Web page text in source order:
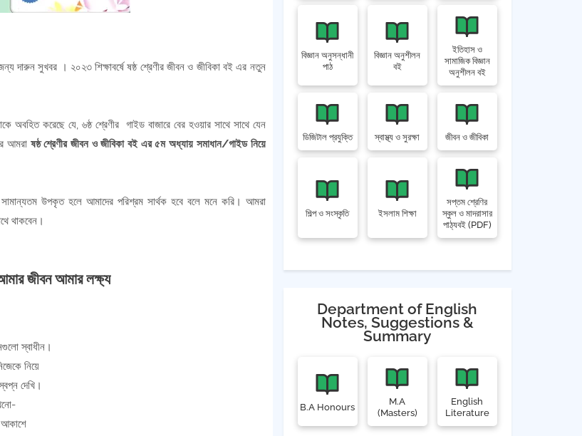
দারুন সুখবর । ২০২৩ শিক্ষাবর্ষে ষষ্ঠ শ্রেণীর জীবন ও জীবিকা বই এর নতুন
অবহিত করেছে যে, ৬ষ্ঠ শ্রেণীর গাইড বাজারে বের হওয়ার সাথে সাথে যেন
আমরা ষষ্ঠ শ্রেণীর জীবন ও জীবিকা বই এর ৫ম অধ্যায় সমাধান/গাইড নিয়ে
সামান্যতম উপকৃত হলে আমাদের পরিশ্রম সার্থক হবে বলে মনে করি। আমরা
থাকবেন।
জীবন আমার লক্ষ্য
স্বাধীন।
নিয়ে
দেখি।
আকাশে
বিজ্ঞান অনুসন্ধানী
পাঠ
বিজ্ঞান অনুশীলন
বই
ইতিহাস ও
সামাজিক বিজ্ঞান
অনুশীলন বই
ডিজিটাল প্রযুক্তি স্বাস্থ্য ও সুরক্ষা জীবন ও জীবিকা
শিল্প ও সংস্কৃতি ইসলাম শিক্ষা
সপ্তম শ্রেণির
স্কুল ও মাদরাসার
পাঠ্যবই (PDF)
Department of English
Notes, Suggestions &
Summary
B.A Honours
M.A
(Masters)
English
Literature